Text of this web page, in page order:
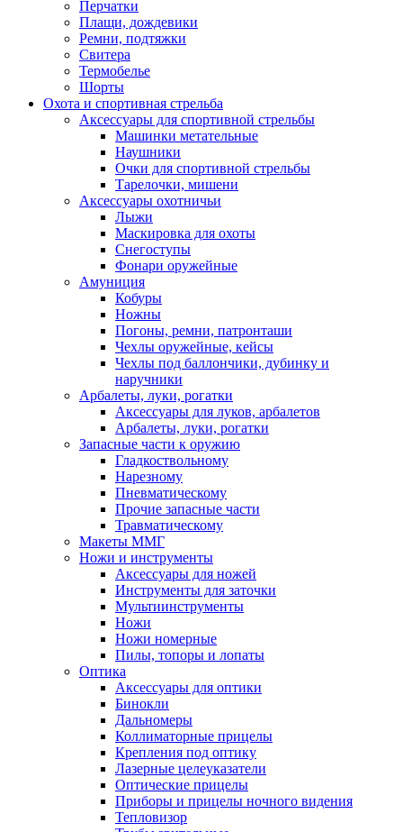
Перчатки
Плащи, дождевики
Ремни, подтяжки
Свитера
Термобелье
Шорты
Охота и спортивная стрельба
Аксессуары для спортивной стрельбы
Машинки метательные
Наушники
Очки для спортивной стрельбы
Тарелочки, мишени
Аксессуары охотничьи
Лыжи
Маскировка для охоты
Снегоступы
Фонари оружейные
Амуниция
Кобуры
Ножны
Погоны, ремни, патронташи
Чехлы оружейные, кейсы
Чехлы под баллончики, дубинку и
наручники
Арбалеты, луки, рогатки
Аксессуары для луков, арбалетов
Арбалеты, луки, рогатки
Запасные части к оружию
Гладкоствольному
Нарезному
Пневматическому
Прочие запасные части
Травматическому
Макеты ММГ
Ножи и инструменты
Аксессуары для ножей
Инструменты для заточки
Мультиинструменты
Ножи
Ножи номерные
Пилы, топоры и лопаты
Оптика
Аксессуары для оптики
Бинокли
Дальномеры
Коллиматорные прицелы
Крепления под оптику
Лазерные целеуказатели
Оптические прицелы
Приборы и прицелы ночного видения
Тепловизор